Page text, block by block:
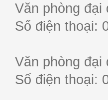
Văn phòng
Số điện thoại:
Văn phòng đại
Số điện thoại: